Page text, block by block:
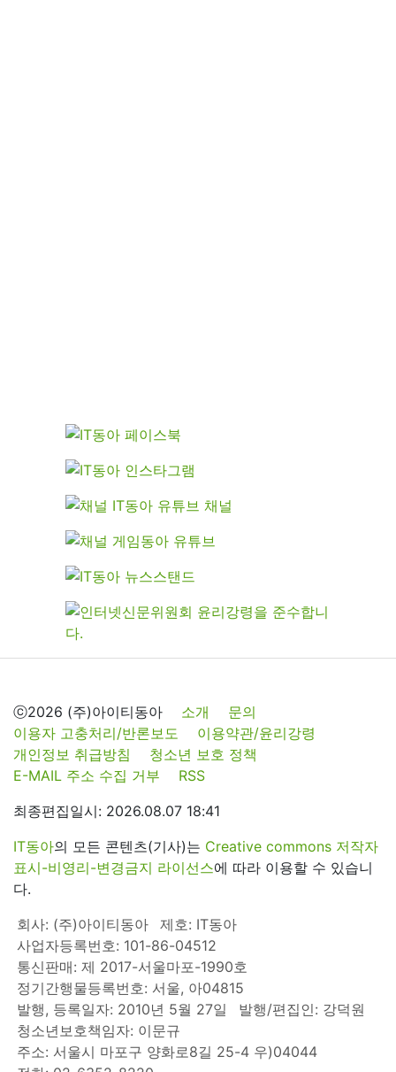
ⓒ2026 (주)아이티동아 소개
문의
이용자 고충처리/반론보도
이용약관/윤리강령
개인정보 취급방침
청소년 보호 정책
E-MAIL 주소 수집 거부
RSS
최종편집일시: 2026.08.07 18:41
IT동아의 모든 콘텐츠(기사)는 Creative commons 저작자
표시-비영리-변경금지 라이선스에 따라 이용할 수 있습니
다.
회사: (주)아이티동아
제호: IT동아
사업자등록번호: 101-86-04512
통신판매: 제 2017-서울마포-1990호
정기간행물등록번호: 서울, 아04815
발행, 등록일자: 2010년 5월 27일
발행/편집인: 강덕원
청소년보호책임자: 이문규
주소: 서울시 마포구 양화로8길 25-4 우)04044